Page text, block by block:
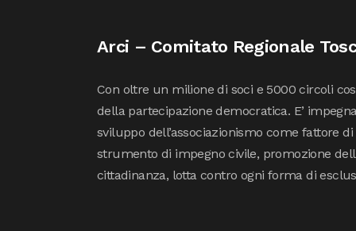
Arci – Comitato Regionale
Con oltre un milione di soci e 5000 circoli
della partecipazione democratica. E’
sviluppo dell’associazionismo come fattore
strumento di impegno civile, promozione
cittadinanza, lotta contro ogni forma di